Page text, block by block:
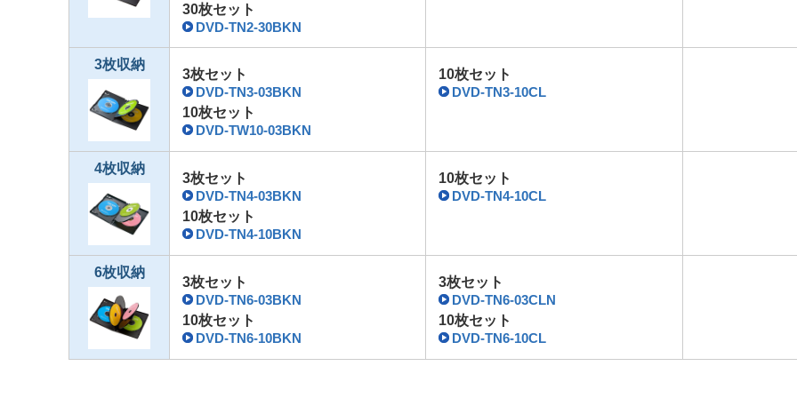
30枚セット
DVD-TN2-30BKN
3枚収納
3枚セット
DVD-TN3-03BKN
10枚セット
DVD-TW10-03BKN
10枚セット
DVD-TN3-10CL
4枚収納
3枚セット
DVD-TN4-03BKN
10枚セット
DVD-TN4-10BKN
10枚セット
DVD-TN4-10CL
6枚収納
3枚セット
DVD-TN6-03BKN
10枚セット
DVD-TN6-10BKN
3枚セット
DVD-TN6-03CLN
10枚セット
DVD-TN6-10CL